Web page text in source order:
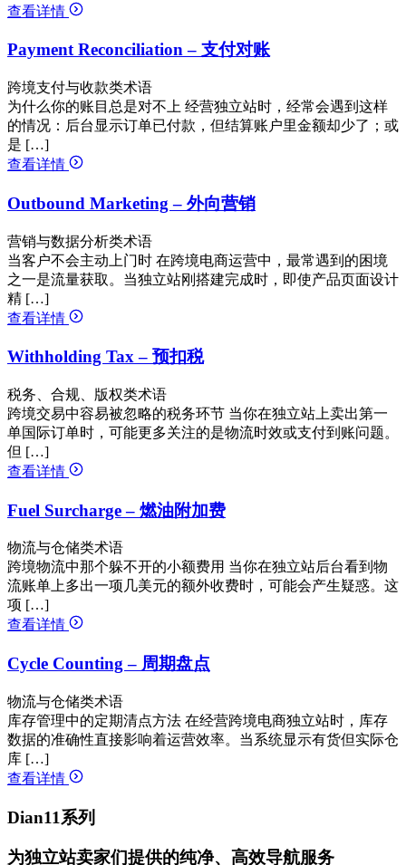
查看详情
Payment Reconciliation – 支付对账
跨境支付与收款类术语
为什么你的账目总是对不上 经营独立站时，经常会遇到这样
的情况：后台显示订单已付款，但结算账户里金额却少了；或
是 […]
查看详情
Outbound Marketing – 外向营销
营销与数据分析类术语
当客户不会主动上门时 在跨境电商运营中，最常遇到的困境
之一是流量获取。当独立站刚搭建完成时，即使产品页面设计
精 […]
查看详情
Withholding Tax – 预扣税
税务、合规、版权类术语
跨境交易中容易被忽略的税务环节 当你在独立站上卖出第一
单国际订单时，可能更多关注的是物流时效或支付到账问题。
但 […]
查看详情
Fuel Surcharge – 燃油附加费
物流与仓储类术语
跨境物流中那个躲不开的小额费用 当你在独立站后台看到物
流账单上多出一项几美元的额外收费时，可能会产生疑惑。这
项 […]
查看详情
Cycle Counting – 周期盘点
物流与仓储类术语
库存管理中的定期清点方法 在经营跨境电商独立站时，库存
数据的准确性直接影响着运营效率。当系统显示有货但实际仓
库 […]
查看详情
Dian11系列
为独立站卖家们提供的纯净、高效导航服务